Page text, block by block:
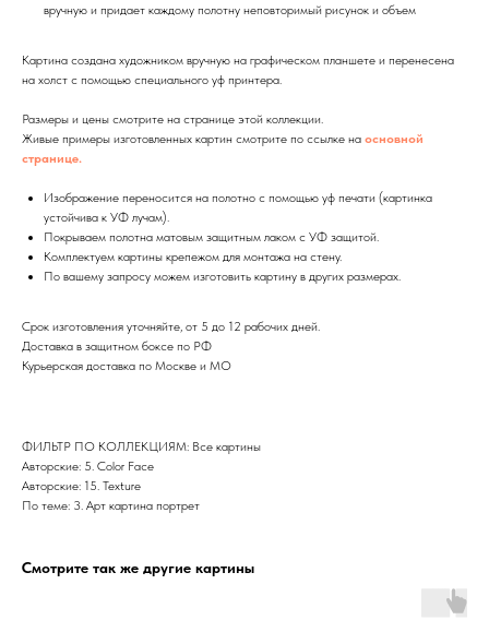
вручную и придает каждому полотну неповторимый рисунок и объем
Картина создана художником вручную на графическом планшете и перенесена
на холст с помощью специального уф принтера.
Размеры и цены смотрите на странице этой коллекции.
Живые примеры изготовленных картин смотрите по ссылке на основной
странице.
Изображение переносится на полотно с помощью уф печати (картинка
устойчива к УФ лучам).
Покрываем полотна матовым защитным лаком с УФ защитой.
Комплектуем картины крепежом для монтажа на стену.
По вашему запросу можем изготовить картину в других размерах.
Срок изготовления уточняйте, от 5 до 12 рабочих дней.
Доставка в защитном боксе по РФ
Курьерская доставка по Москве и МО
ФИЛЬТР ПО КОЛЛЕКЦИЯМ: Все картины
Авторские: 5. Color Face
Авторские: 15. Texture
По теме: 3. Арт картина портрет
Смотрите так же другие картины